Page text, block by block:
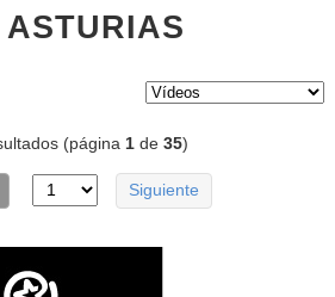
(página1 de35)
Siguiente